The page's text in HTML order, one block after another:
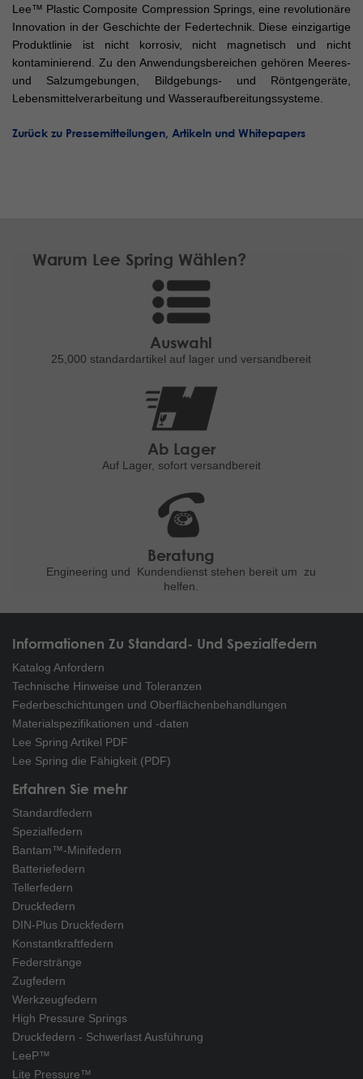
Lee™ Plastic Composite Compression Springs, eine revolutionäre
Innovation in der Geschichte der Federtechnik. Diese einzigartige
Produktlinie ist nicht korrosiv, nicht magnetisch und nicht
kontaminierend. Zu den Anwendungsbereichen gehören Meeres-
und Salzumgebungen, Bildgebungs- und Röntgengeräte,
Lebensmittelverarbeitung und Wasseraufbereitungssysteme.
Zurück zu Pressemitteilungen, Artikeln und Whitepapers
Warum Lee Spring Wählen?
Auswahl
25,000 standardartikel auf lager und versandbereit
Ab Lager
Auf Lager, sofort versandbereit
Beratung
Engineering und Kundendienst stehen bereit um zu
helfen.
Informationen Zu Standard- Und Spezialfedern
Katalog Anfordern
Technische Hinweise und Toleranzen
Federbeschichtungen und Oberflächenbehandlungen
Materialspezifikationen und -daten
Lee Spring Artikel PDF
Lee Spring die Fähigkeit (PDF)
Erfahren Sie mehr
Standardfedern
Spezialfedern
Bantam™-Minifedern
Batteriefedern
Tellerfedern
Druckfedern
DIN-Plus Druckfedern
Konstantkraftfedern
Federstränge
Zugfedern
Werkzeugfedern
High Pressure Springs
Druckfedern - Schwerlast Ausführung
LeeP™
Lite Pressure™